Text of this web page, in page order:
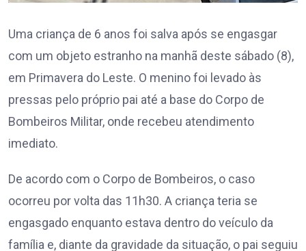
Uma criança de 6 anos foi salva após se engasgar
com um objeto estranho na manhã deste sábado (8),
em Primavera do Leste. O menino foi levado às
pressas pelo próprio pai até a base do Corpo de
Bombeiros Militar, onde recebeu atendimento
imediato.
De acordo com o Corpo de Bombeiros, o caso
ocorreu por volta das 11h30. A criança teria se
engasgado enquanto estava dentro do veículo da
família e, diante da gravidade da situação, o pai seguiu